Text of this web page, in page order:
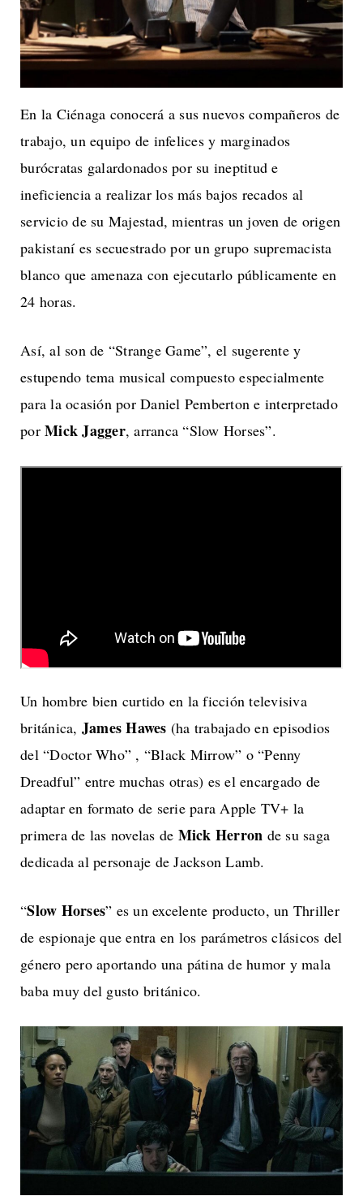
En la Ciénaga conocerá a sus nuevos compañeros de
trabajo, un equipo de infelices y marginados
burócratas galardonados por su ineptitud e
ineficiencia a realizar los más bajos recados al
servicio de su Majestad, mientras un joven de origen
pakistaní es secuestrado por un grupo supremacista
blanco que amenaza con ejecutarlo públicamente en
24 horas.
Así, al son de “Strange Game”, el sugerente y
estupendo tema musical compuesto especialmente
para la ocasión por Daniel Pemberton e interpretado
por Mick Jagger, arranca “Slow Horses”.
Un hombre bien curtido en la ficción televisiva
británica, James Hawes (ha trabajado en episodios
del “Doctor Who” , “Black Mirrow” o “Penny
Dreadful” entre muchas otras) es el encargado de
adaptar en formato de serie para Apple TV+ la
primera de las novelas de Mick Herron de su saga
dedicada al personaje de Jackson Lamb.
“Slow Horses” es un excelente producto, un Thriller
de espionaje que entra en los parámetros clásicos del
género pero aportando una pátina de humor y mala
baba muy del gusto británico.